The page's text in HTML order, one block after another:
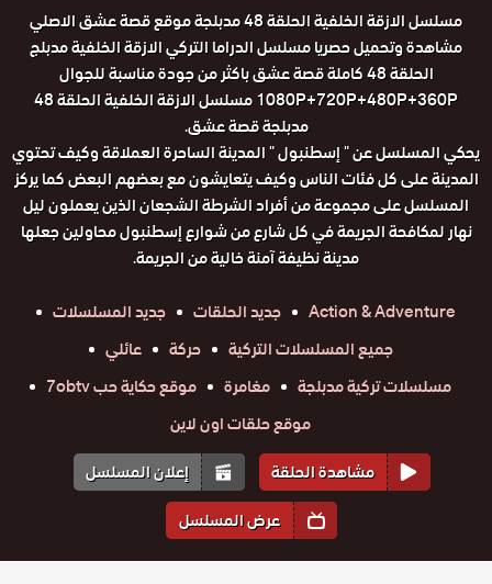
مسلسل الازقة الخلفية الحلقة 48 مدبلجة موقع قصة عشق الاصلي
مشاهدة وتحميل حصريا مسلسل الدراما التركي الازقة الخلفية مدبلج
الحلقة 48 كاملة قصة عشق باكثر من جودة مناسبة للجوال
1080P+720P+480P+360P مسلسل الازقة الخلفية الحلقة 48
مدبلجة قصة عشق.
يحكي المسلسل عن " إسطنبول " المدينة الساحرة العملاقة وكيف تحتوي
المدينة على كل فئات الناس وكيف يتعايشون مع بعضهم البعض كما يركز
المسلسل على مجموعة من أفراد الشرطة الشجعان الذين يعملون ليل
نهار لمكافحة الجريمة في كل شارع من شوارع إسطنبول محاولين جعلها
مدينة نظيفة آمنة خالية من الجريمة.
Action & Adventure
جديد الحلقات
جديد المسلسلات
جميع المسلسلات التركية
حركة
عائلي
مسلسلات تركية مدبلجة
مغامرة
موقع حكاية حب 7obtv
موقع حلقات اون لاين
مشاهدة الحلقة
إعلان المسلسل
عرض المسلسل